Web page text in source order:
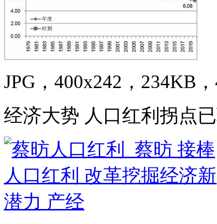
JPG，400x242，234KB
经济大势 人口红利拐点